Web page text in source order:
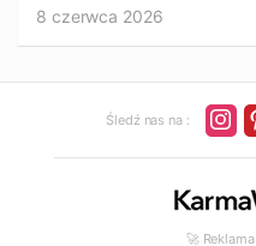
8 czerwca 2026
Śledź nas na :
🚀 Reklama